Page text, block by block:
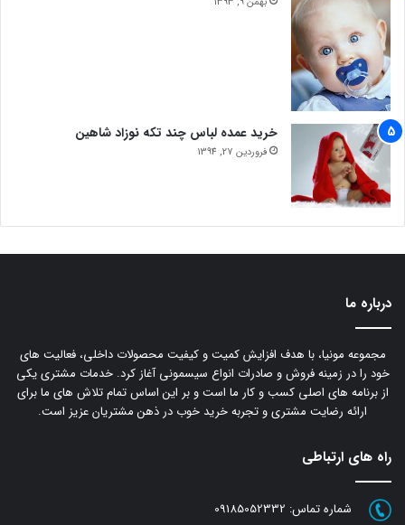
خرید عمده لباس چند تکه نوزاد شاهین
فروردین 27, 1394
درباره ما
مجموعه مونیا، با هدف افزایش کمیت و کیفیت محصولات داخلی، فعالیت های
خود را در زمینه فروش و صادرات انواع سیسمونی آغاز کرد. خدمات مشتری یکی
از برنامه های اصلی کسب و کار ما است و بر این اساس تمام تلاش های ما برای
ارائه رضایت مشتری و تجربه خرید خوب در ذهن مشتریان عزیز است.
راه های ارتباطی
شماره تماس: 09185052332